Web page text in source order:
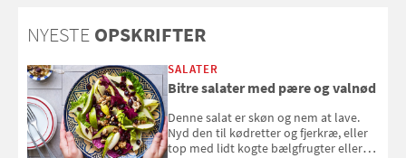
NYESTE OPSKRIFTER
SALATER
Bitre salater med pære og valnød
Denne salat er skøn og nem at lave.
Nyd den til kødretter og fjerkræ, eller
top med lidt kogte bælgfrugter eller